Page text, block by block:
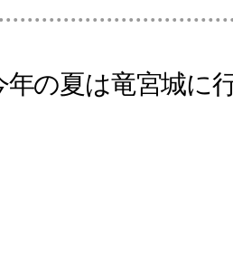
年の夏は竜宮城に